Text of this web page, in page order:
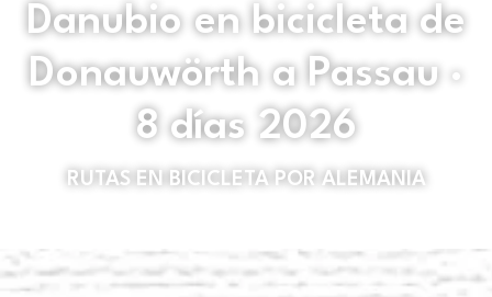
Danubio en bicicleta de
Donauwörth a Passau ·
8 días 2026
RUTAS EN BICICLETA POR ALEMANIA